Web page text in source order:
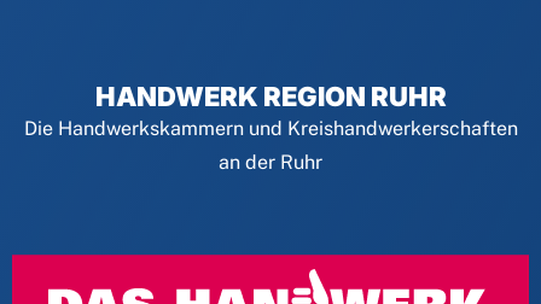
HANDWERK REGION RUHR
Die Handwerkskammern und Kreishandwerkerschaften
an der Ruhr